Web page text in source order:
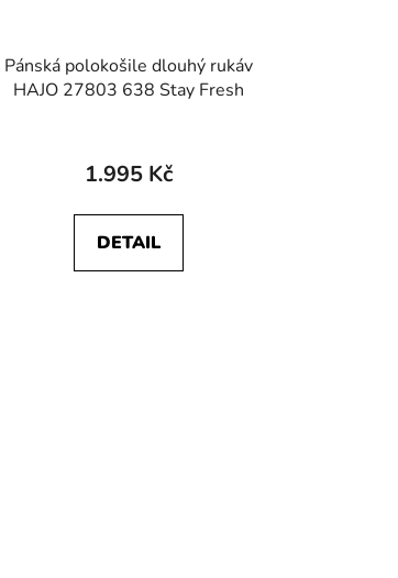
Pánská polokošile dlouhý rukáv
HAJO 27803 638 Stay Fresh
1.995 Kč
DETAIL